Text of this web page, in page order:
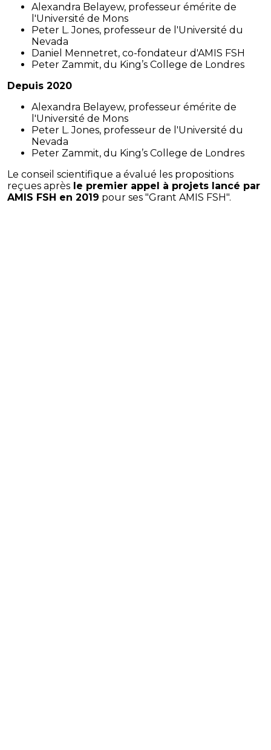
Alexandra Belayew, professeur émérite de
l'Université de Mons
Peter L. Jones, professeur de l'Université du
Nevada
Daniel Mennetret, co-fondateur d'AMIS FSH
Peter Zammit, du King’s College de Londres
Depuis 2020
Alexandra Belayew, professeur émérite de
l'Université de Mons
Peter L. Jones, professeur de l'Université du
Nevada
Peter Zammit, du King’s College de Londres
Le conseil scientifique a évalué les propositions
reçues après le premier appel à projets lancé par
AMIS FSH en 2019 pour ses "Grant AMIS FSH".